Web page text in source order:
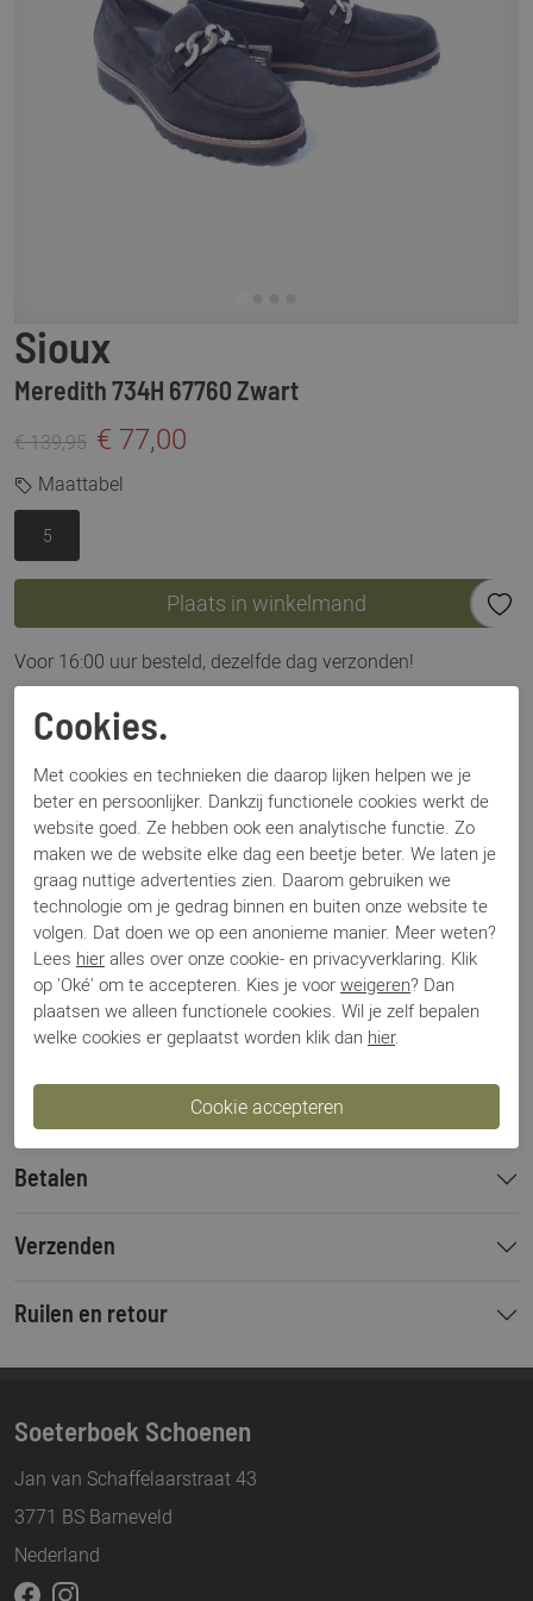
Sioux
Meredith 734H 67760 Zwart
€ 139,95 € 77,00
Maattabel
5
Plaats in winkelmand
Voor 16:00 uur besteld, dezelfde dag verzonden!
Omschrijving
Specificaties
Merk
Sioux
Artikelnummer
Meredith 734H 67760
Breedtemaat
H
Los voetbed
Ja
Categorie
Instappers
Kleur
Zwart
Bestelcode
000002035
Betalen
Verzenden
Ruilen en retour
Soeterboek Schoenen
Jan van Schaffelaarstraat 43
3771 BS Barneveld
Nederland
Cookies.
Met cookies en technieken die daarop lijken helpen we je
beter en persoonlijker. Dankzij functionele cookies werkt de
website goed. Ze hebben ook een analytische functie. Zo
maken we de website elke dag een beetje beter. We laten je
graag nuttige advertenties zien. Daarom gebruiken we
technologie om je gedrag binnen en buiten onze website te
volgen. Dat doen we op een anonieme manier. Meer weten?
Lees hier alles over onze cookie- en privacyverklaring. Klik
op 'Oké' om te accepteren. Kies je voor weigeren? Dan
plaatsen we alleen functionele cookies. Wil je zelf bepalen
welke cookies er geplaatst worden klik dan hier.